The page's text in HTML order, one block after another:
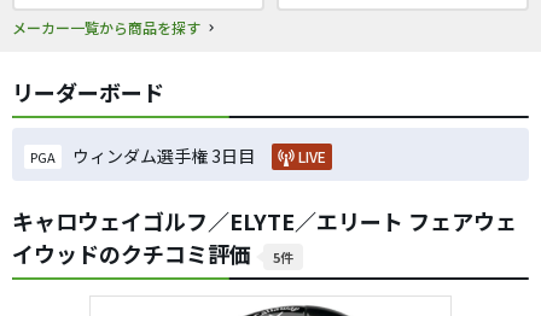
メーカー一覧から商品を探す
リーダーボード
PGA ウィンダム選手権 3日目 LIVE
キャロウェイゴルフ／ELYTE／エリート フェアウェ
イウッドのクチコミ評価
5件